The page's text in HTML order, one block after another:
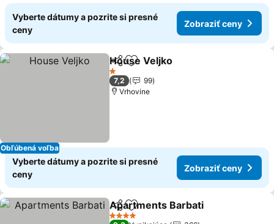
Vyberte dátumy a pozrite si presné
ceny
Zobraziť ceny
Obľúbená voľba
ZdieľaťPridať do obľúbených
House Veljko
1 Počet hviezdičiek
7,2
99
Vrhovine
Vyberte dátumy a pozrite si presné
ceny
Zobraziť ceny
ZdieľaťPridať do obľúbených
Apartments Barbati
4 Počet hviezdičiek